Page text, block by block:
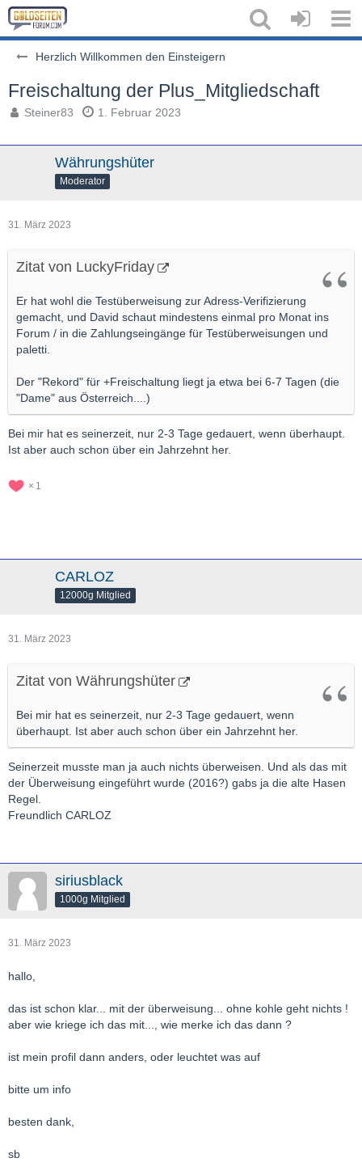
Herzlich Willkommen den Einsteigern
Freischaltung der Plus_Mitgliedschaft
Steiner83 1. Februar 2023
Währungshüter
Moderator
31. März 2023
Zitat von LuckyFriday
Er hat wohl die Testüberweisung zur Adress-Verifizierung
gemacht, und David schaut mindestens einmal pro Monat ins
Forum / in die Zahlungseingänge für Testüberweisungen und
paletti.
Der "Rekord" für +Freischaltung liegt ja etwa bei 6-7 Tagen (die
"Dame" aus Österreich....)
Bei mir hat es seinerzeit, nur 2-3 Tage gedauert, wenn überhaupt.
Ist aber auch schon über ein Jahrzehnt her.
1
CARLOZ
12000g Mitglied
31. März 2023
Zitat von Währungshüter
Bei mir hat es seinerzeit, nur 2-3 Tage gedauert, wenn
überhaupt. Ist aber auch schon über ein Jahrzehnt her.
Seinerzeit musste man ja auch nichts überweisen. Und als das mit
der Überweisung eingeführt wurde (2016?) gabs ja die alte Hasen
Regel.
Freundlich CARLOZ
siriusblack
1000g Mitglied
31. März 2023
hallo,
das ist schon klar... mit der überweisung... ohne kohle geht nichts !
aber wie kriege ich das mit..., wie merke ich das dann ?
ist mein profil dann anders, oder leuchtet was auf
bitte um info
besten dank,
sb